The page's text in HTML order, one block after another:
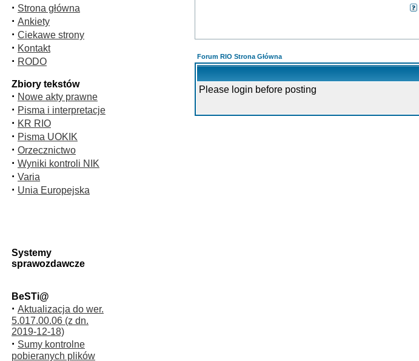
· Strona główna
· Ankiety
· Ciekawe strony
· Kontakt
· RODO
Zbiory tekstów
· Nowe akty prawne
· Pisma i interpretacje
· KR RIO
· Pisma UOKIK
· Orzecznictwo
· Wyniki kontroli NIK
· Varia
· Unia Europejska
Systemy
sprawozdawcze
BeSTi@
· Aktualizacja do wer.
5.017.00.06 (z dn.
2019-12-18)
· Sumy kontrolne
pobieranych plików
Forum RIO Strona Główna
Please login before posting